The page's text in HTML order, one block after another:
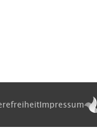
Impressum